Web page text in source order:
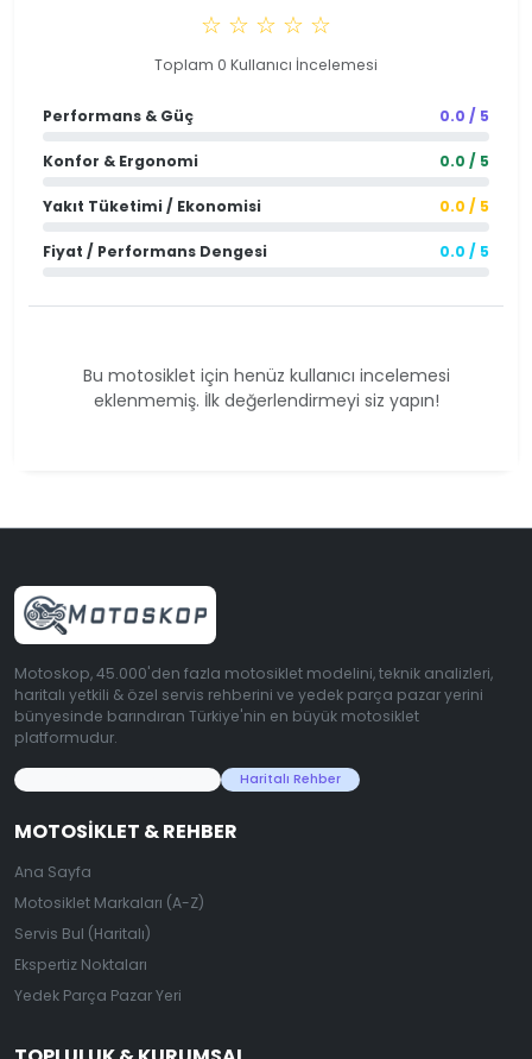
☆ ☆ ☆ ☆ ☆
Toplam 0 Kullanıcı İncelemesi
Performans & Güç 0.0 / 5
Konfor & Ergonomi 0.0 / 5
Yakıt Tüketimi / Ekonomisi 0.0 / 5
Fiyat / Performans Dengesi 0.0 / 5
Bu motosiklet için henüz kullanıcı incelemesi
eklenmemiş. İlk değerlendirmeyi siz yapın!
Motoskop, 45.000'den fazla motosiklet modelini, teknik analizleri,
haritalı yetkili & özel servis rehberini ve yedek parça pazar yerini
bünyesinde barındıran Türkiye'nin en büyük motosiklet
platformudur.
Haritalı Rehber
MOTOSIKLET & REHBER
Ana Sayfa
Motosiklet Markaları (A-Z)
Servis Bul (Haritalı)
Ekspertiz Noktaları
Yedek Parça Pazar Yeri